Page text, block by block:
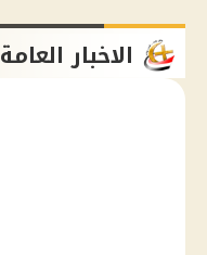
الاخبار العامة